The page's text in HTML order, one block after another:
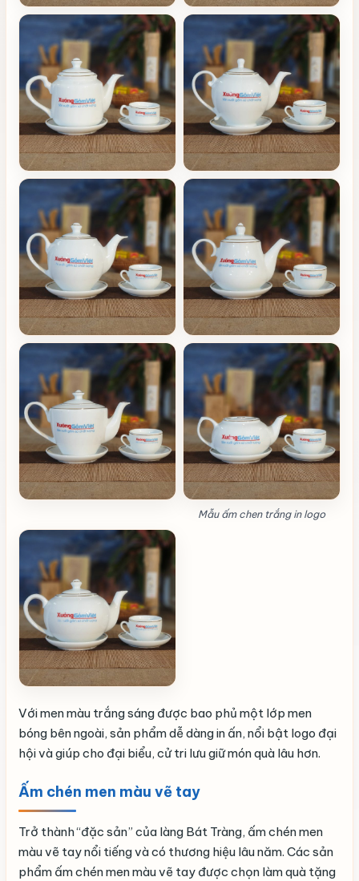
Mẫu ấm chen trắng in logo
Với men màu trắng sáng được bao phủ một lớp men
bóng bên ngoài, sản phẩm dễ dàng in ấn, nổi bật logo đại
hội và giúp cho đại biểu, cử tri lưu giữ món quà lâu hơn.
Ấm chén men màu vẽ tay
Trở thành “đặc sản” của làng Bát Tràng, ấm chén men
màu vẽ tay nổi tiếng và có thương hiệu lâu năm. Các sản
phẩm ấm chén men màu vẽ tay được chọn làm quà tặng